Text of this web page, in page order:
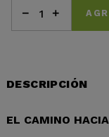
DESCRIPCIÓN
EL CAMINO